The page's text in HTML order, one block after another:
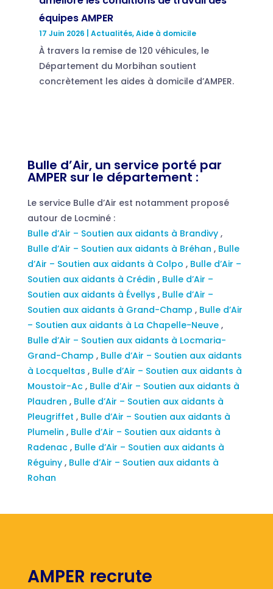
équipes AMPER
17 Juin 2026 Actualités,Aide à domicile
À travers la remise de 120 véhicules, le
Département du Morbihan soutient
concrètement les aides à domicile d’AMPER.
Bulle d’Air, un service porté par
AMPER sur le département :
Le service Bulle d’Air est notamment proposé
autour de Locminé :
Bulle d’Air – Soutien aux aidants à Brandivy ,
Bulle d’Air – Soutien aux aidants à Bréhan , Bulle
d’Air – Soutien aux aidants à Colpo , Bulle d’Air –
Soutien aux aidants à Crédin , Bulle d’Air –
Soutien aux aidants à Évellys , Bulle d’Air –
Soutien aux aidants à Grand-Champ , Bulle d’Air
– Soutien aux aidants à La Chapelle-Neuve ,
Bulle d’Air – Soutien aux aidants à Locmaria-
Grand-Champ , Bulle d’Air – Soutien aux aidants
à Locqueltas , Bulle d’Air – Soutien aux aidants à
Moustoir-Ac , Bulle d’Air – Soutien aux aidants à
Plaudren , Bulle d’Air – Soutien aux aidants à
Pleugriffet , Bulle d’Air – Soutien aux aidants à
Plumelin , Bulle d’Air – Soutien aux aidants à
Radenac , Bulle d’Air – Soutien aux aidants à
Réguiny , Bulle d’Air – Soutien aux aidants à
Rohan
AMPER recrute